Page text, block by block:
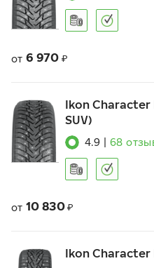
от 6 970 ₽
Ikon Character
SUV)
4.9 68
от 10 830 ₽
Ikon Character